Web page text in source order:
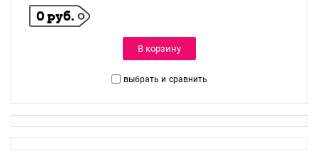
0 руб.
В корзину
выбрать и сравнить